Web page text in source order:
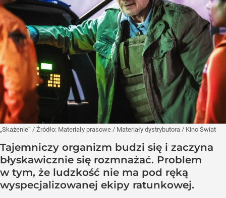
„Skażenie” / Źródło: Materiały prasowe / Materiały dystrybutora / Kino Świat
Tajemniczy organizm budzi się i zaczyna
błyskawicznie się rozmnażać. Problem
w tym, że ludzkość nie ma pod ręką
wyspecjalizowanej ekipy ratunkowej.